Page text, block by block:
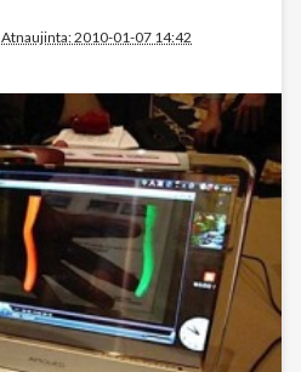
Atnaujinta: 2010-01-07 14:42